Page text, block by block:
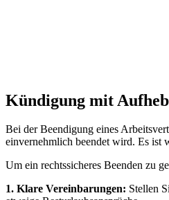
Kündigung mit
Bei der Beendigung eines
einvernehmlich beendet wird. Es ist
Um ein rechtssicheres Beenden zu
1. Klare Vereinbarungen: Stellen